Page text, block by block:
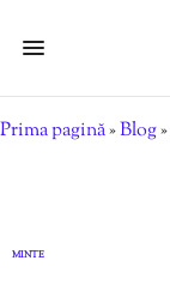
Prima pagină»Blog»
MINTE